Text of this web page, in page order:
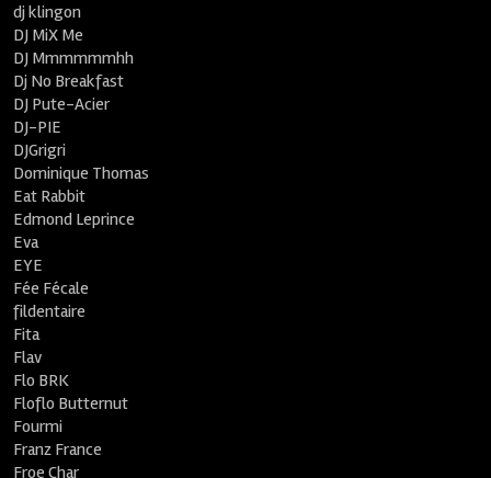
dj klingon
DJ MiX Me
DJ Mmmmmmhh
Dj No Breakfast
DJ Pute-Acier
DJ-PIE
DJGrigri
Dominique Thomas
Eat Rabbit
Edmond Leprince
Eva
EYE
Fée Fécale
fildentaire
Fita
Flav
Flo BRK
Floflo Butternut
Fourmi
Franz France
Froe Char